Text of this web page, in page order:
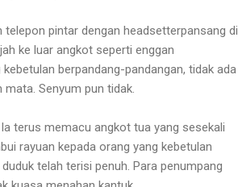
pintar dengan headsetterpansang di
ke luar angkot seperti enggan
berpandang-pandangan, tidak ada
Senyum pun tidak.
terus memacu angkot tua yang sesekali
rayuan kepada orang yang kebetulan
telah terisi penuh. Para penumpang